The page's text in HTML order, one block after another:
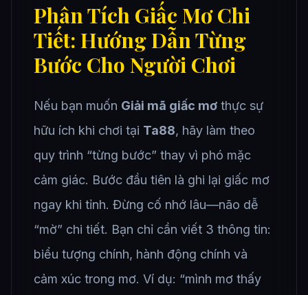
Phân Tích Giấc Mơ Chi
Tiết: Hướng Dẫn Từng
Bước Cho Người Chơi
Nếu bạn muốn Giải mã giấc mơ thực sự
hữu ích khi chơi tại Ta88, hãy làm theo
quy trình “từng bước” thay vì phó mặc
cảm giác. Bước đầu tiên là ghi lại giấc mơ
ngay khi tỉnh. Đừng cố nhớ lâu—não dễ
“mờ” chi tiết. Bạn chỉ cần viết 3 thông tin:
biểu tượng chính, hành động chính và
cảm xúc trong mơ. Ví dụ: “mình mơ thấy